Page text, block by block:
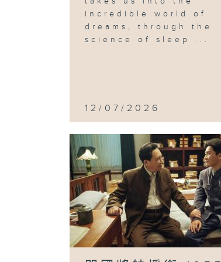
incredible world of
dreams, through the
science of sleep ...
12/07/2026